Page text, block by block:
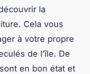
la
Cela vous
à votre propre
de l’île. De
en bon état et